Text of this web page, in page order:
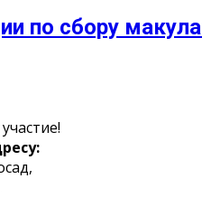
по сбору